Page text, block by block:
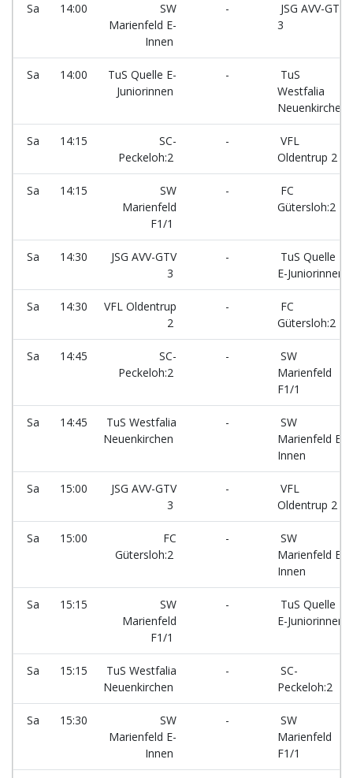
Sa 14:00
SW
Marienfeld E-
Innen
-
JSG AVV-GTV
3
Sa 14:00
TuS Quelle E-
Juniorinnen
-
TuS
Westfalia
Neuenkirchen
Sa 14:15
SC-
Peckeloh:2
-
VFL
Oldentrup 2
Sa 14:15
SW
Marienfeld
F1/1
-
FC
Gütersloh:2
Sa 14:30
JSG AVV-GTV
3
-
TuS Quelle
E-Juniorinnen
Sa 14:30
VFL Oldentrup
2
-
FC
Gütersloh:2
Sa 14:45
SC-
Peckeloh:2
-
SW
Marienfeld
F1/1
Sa 14:45
TuS Westfalia
Neuenkirchen
-
SW
Marienfeld E-
Innen
Sa 15:00
JSG AVV-GTV
3
-
VFL
Oldentrup 2
Sa 15:00
FC
Gütersloh:2
-
SW
Marienfeld E-
Innen
Sa 15:15
SW
Marienfeld
F1/1
-
TuS Quelle
E-Juniorinnen
Sa 15:15
TuS Westfalia
Neuenkirchen
-
SC-
Peckeloh:2
Sa 15:30
SW
Marienfeld E-
Innen
-
SW
Marienfeld
F1/1